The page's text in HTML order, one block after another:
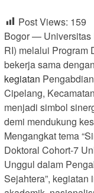
Post Views: 159
Bogor — Universitas
RI) melalui Program
bekerja sama
kegiatan
Cipelang,
menjadi simbol
demi mendukung
Mengangkat tema
Doktoral Cohort-7
Unggul dalam
Sejahtera”,